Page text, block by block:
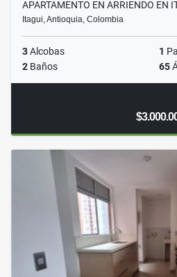
APARTAMENTO EN ARRIENDO EN
Itagui, Antioquia, Colombia
3Alcobas 1
2 Baños 65